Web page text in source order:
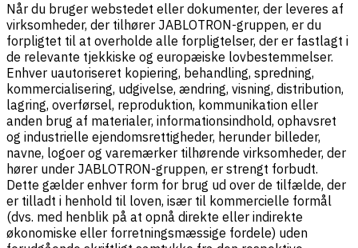
Når du bruger webstedet eller dokumenter, der leveres af
virksomheder, der tilhører JABLOTRON-gruppen, er du
forpligtet til at overholde alle forpligtelser, der er fastlagt i
de relevante tjekkiske og europæiske lovbestemmelser.
Enhver uautoriseret kopiering, behandling, spredning,
kommercialisering, udgivelse, ændring, visning, distribution,
lagring, overførsel, reproduktion, kommunikation eller
anden brug af materialer, informationsindhold, ophavsret
og industrielle ejendomsrettigheder, herunder billeder,
navne, logoer og varemærker tilhørende virksomheder, der
hører under JABLOTRON-gruppen, er strengt forbudt.
Dette gælder enhver form for brug ud over de tilfælde, der
er tilladt i henhold til loven, især til kommercielle formål
(dvs. med henblik på at opnå direkte eller indirekte
økonomiske eller forretningsmæssige fordele) uden